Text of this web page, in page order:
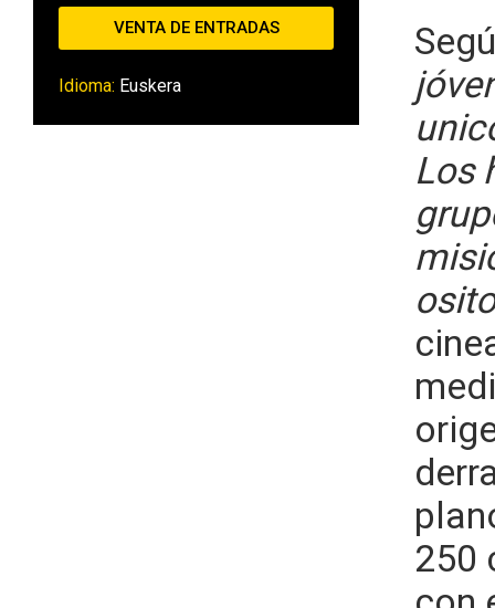
VENTA DE ENTRADAS
Idioma: Euskera
Los
250